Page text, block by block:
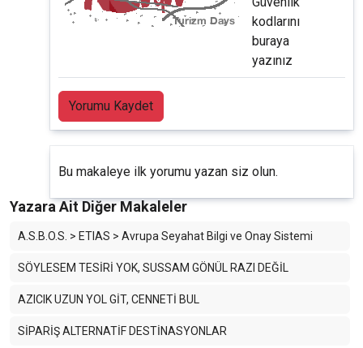
kodlarını
buraya
yazınız
Yorumu Kaydet
Bu makaleye ilk yorumu yazan siz olun.
Yazara Ait Diğer Makaleler
A.S.B.O.S. > ETIAS > Avrupa Seyahat Bilgi ve Onay Sistemi
SÖYLESEM TESİRİ YOK, SUSSAM GÖNÜL RAZI DEĞİL
AZICIK UZUN YOL GİT, CENNETİ BUL
SİPARİŞ ALTERNATİF DESTİNASYONLAR